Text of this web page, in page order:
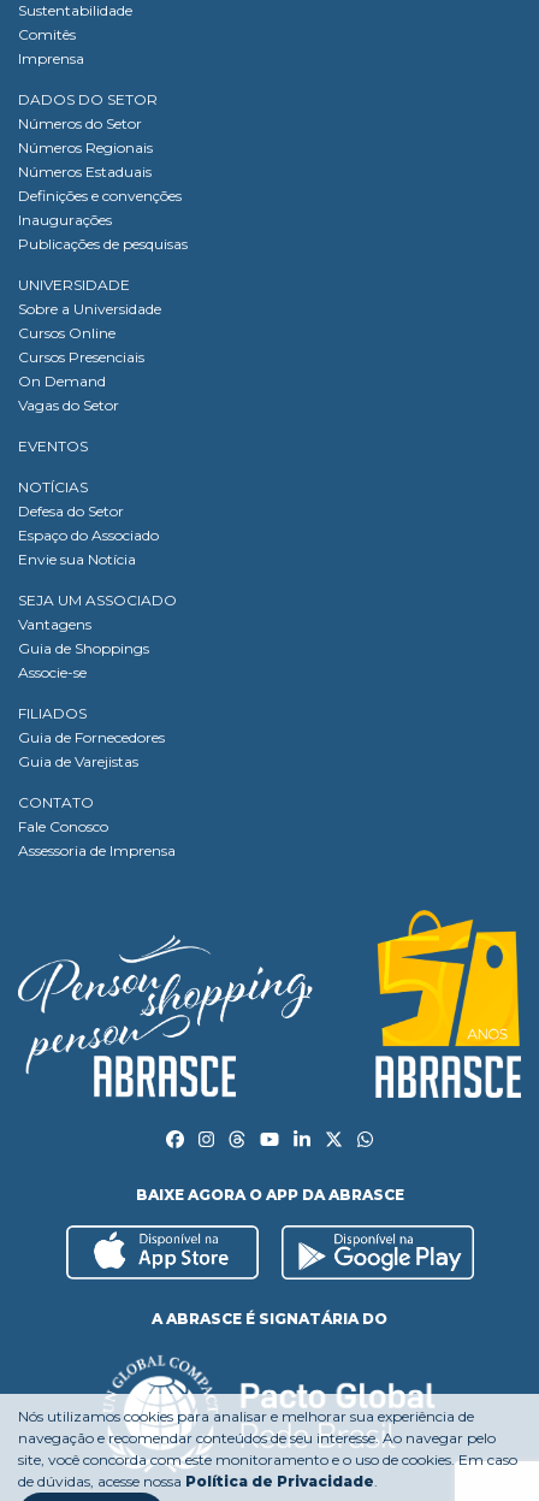
Sustentabilidade
Comitês
Imprensa
DADOS DO SETOR
Números do Setor
Números Regionais
Números Estaduais
Definições e convenções
Inaugurações
Publicações de pesquisas
UNIVERSIDADE
Sobre a Universidade
Cursos Online
Cursos Presenciais
On Demand
Vagas do Setor
EVENTOS
NOTÍCIAS
Defesa do Setor
Espaço do Associado
Envie sua Notícia
SEJA UM ASSOCIADO
Vantagens
Guia de Shoppings
Associe-se
FILIADOS
Guia de Fornecedores
Guia de Varejistas
CONTATO
Fale Conosco
Assessoria de Imprensa
BAIXE AGORA O APP DA ABRASCE
A ABRASCE É SIGNATÁRIA DO
Nós utilizamos cookies para analisar e melhorar sua experiência de
navegação e recomendar conteúdos de seu interesse. Ao navegar pelo
site, você concorda com este monitoramento e o uso de cookies. Em caso
de dúvidas, acesse nossa Política de Privacidade.